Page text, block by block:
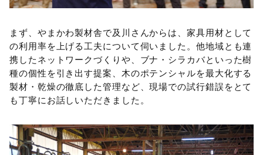
まず、やまかわ製材舎で及川さんからは、家具用材として
の利用率を上げる工夫について伺いました。他地域とも連
携したネットワークづくりや、ブナ・シラカバといった樹
種の個性を引き出す提案、木のポテンシャルを最大化する
製材・乾燥の徹底した管理など、現場での試行錯誤をとて
も丁寧にお話しいただきました。